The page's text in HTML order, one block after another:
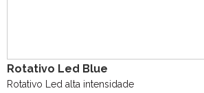
Rotativo Led Blue
Rotativo Led alta intensidade